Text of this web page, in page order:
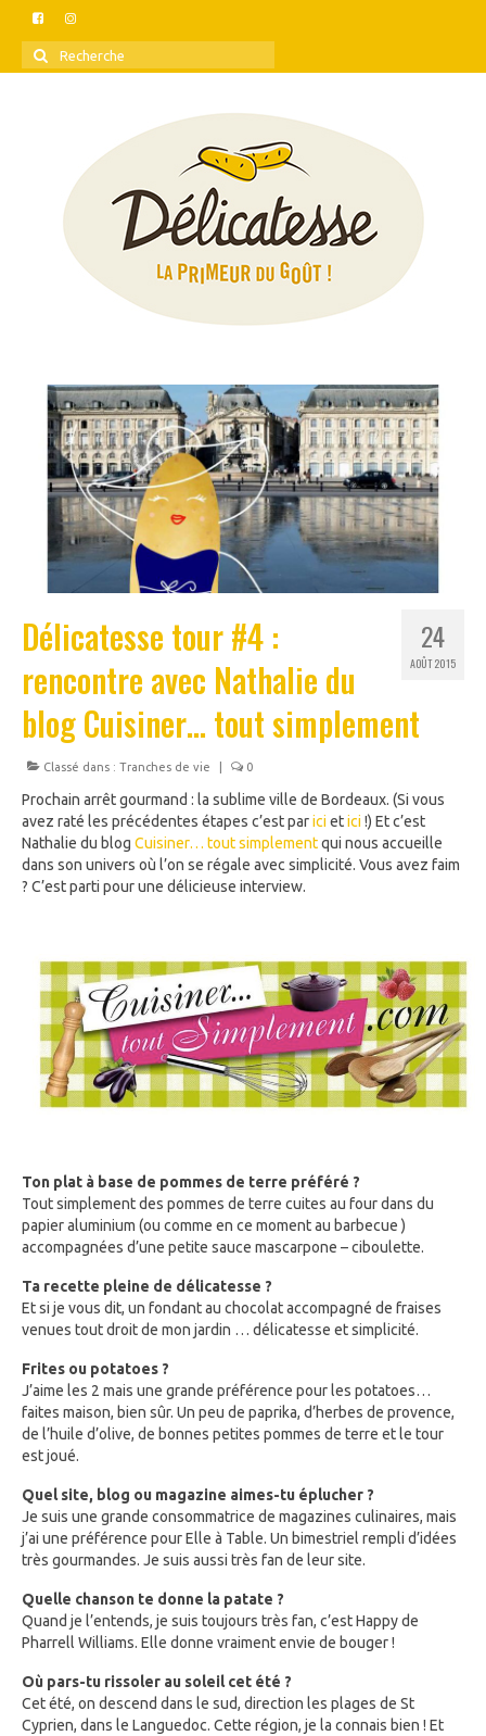
Rechercher
:
24
AOÛT 2015
Délicatesse tour #4 :
rencontre avec Nathalie du
blog Cuisiner… tout simplement
Classé dans : Tranches de vie 0
Prochain arrêt gourmand : la sublime ville de Bordeaux. (Si vous
avez raté les précédentes étapes c’est paricietici!) Et c’est
Nathalie du blog Cuisiner… tout simplementqui nous accueille
dans son univers où l’on se régale avec simplicité. Vous avez faim
? C’est parti pour une délicieuse interview.
Ton plat à base de pommes de terre préféré ?
Tout simplement des pommes de terre cuites au four dans du
papier aluminium (ou comme en ce moment au barbecue )
accompagnées d’une petite sauce mascarpone – ciboulette.
Ta recette pleine de délicatesse ?
Et si je vous dit, un fondant au chocolat accompagné de fraises
venues tout droit de mon jardin … délicatesse et simplicité.
Frites ou potatoes ?
J’aime les 2 mais une grande préférence pour les potatoes…
faites maison, bien sûr. Un peu de paprika, d’herbes de provence,
de l’huile d’olive, de bonnes petites pommes de terre et le tour
est joué.
Quel site, blog ou magazine aimes-tu éplucher ?
Je suis une grande consommatrice de magazines culinaires, mais
j’ai une préférence pour Elle à Table. Un bimestriel rempli d’idées
très gourmandes. Je suis aussi très fan de leur site.
Quelle chanson te donne la patate ?
Quand je l’entends, je suis toujours très fan, c’est Happy de
Pharrell Williams. Elle donne vraiment envie de bouger !
Où pars-tu rissoler au soleil cet été ?
Cet été, on descend dans le sud, direction les plages de St
Cyprien, dans le Languedoc. Cette région, je la connais bien ! Et